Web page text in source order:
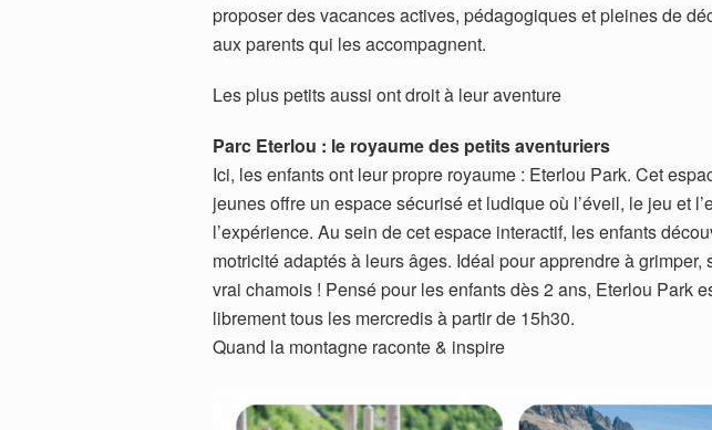
proposer des vacances actives, pédagogiques et pleines de
aux parents qui les accompagnent.
Les plus petits aussi ont droit à leur aventure
Parc Eterlou : le royaume des petits aventuriers
Ici, les enfants ont leur propre royaume : Eterlou Park. Cet
jeunes offre un espace sécurisé et ludique où l’éveil, le jeu et
l’expérience. Au sein de cet espace interactif, les enfants
motricité adaptés à leurs âges. Idéal pour apprendre à grimper,
vrai chamois ! Pensé pour les enfants dès 2 ans, Eterlou Park
librement tous les mercredis à partir de 15h30.
Quand la montagne raconte & inspire